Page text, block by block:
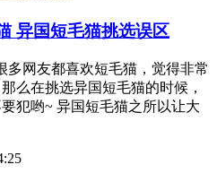
异国短毛猫挑选误区
多网友都喜欢短毛猫，觉得非常
么在挑选异国短毛猫的时候，
犯哟~ 异国短毛猫之所以让大